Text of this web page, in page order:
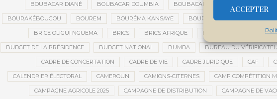
ACCEPTER
BOUBACAR DIANÉ BOUBACAR DOUMBIA BOUBACAR MAO DIANÉ
BOURAKÉBOUGOU BOUREM BOURÉMA KANSAYE BOURSES BOURSES
BRICE OLIGUI NGUEMA BRICS BRICS AFRIQUE BRIGADE MOBILE
BUDGET DE LA PRÉSIDENCE BUDGET NATIONAL BUMDA BUREAU DU
CADRE DE CONCERTATION CADRE DE VIE CADRE JURIDIQUE CAF
CALENDRIER ÉLECTORAL CAMEROUN CAMIONS-CITERNES CAMP COMPÉTITION
CAMPAGNE AGRICOLE 2025 CAMPAGNE DE DISTRIBUTION CAMPAGNE DE